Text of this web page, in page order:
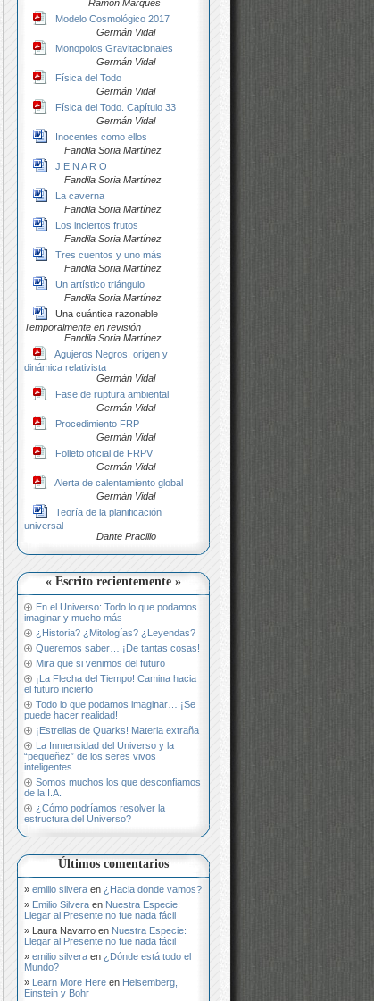
Ramón Marqués
Modelo Cosmológico 2017
Germán Vidal
Monopolos Gravitacionales
Germán Vidal
Física del Todo
Germán Vidal
Física del Todo. Capítulo 33
Germán Vidal
Inocentes como ellos
Fandila Soria Martínez
J E N A R O
Fandila Soria Martínez
La caverna
Fandila Soria Martínez
Los inciertos frutos
Fandila Soria Martínez
Tres cuentos y uno más
Fandila Soria Martínez
Un artístico triángulo
Fandila Soria Martínez
Una cuántica razonable
Temporalmente en revisión
Fandila Soria Martínez
Agujeros Negros, origen y
dinámica relativista
Germán Vidal
Fase de ruptura ambiental
Germán Vidal
Procedimiento FRP
Germán Vidal
Folleto oficial de FRPV
Germán Vidal
Alerta de calentamiento global
Germán Vidal
Teoría de la planificación
universal
Dante Pracilio
« Escrito recientemente »
En el Universo: Todo lo que podamos
imaginar y mucho más
¿Historia? ¿Mitologías? ¿Leyendas?
Queremos saber… ¡De tantas cosas!
Mira que si venimos del futuro
¡La Flecha del Tiempo! Camina hacia
el futuro incierto
Todo lo que podamos imaginar… ¡Se
puede hacer realidad!
¡Estrellas de Quarks! Materia extraña
La Inmensidad del Universo y la
“pequeñez” de los seres vivos
inteligentes
Somos muchos los que desconfiamos
de la I.A.
¿Cómo podríamos resolver la
estructura del Universo?
Últimos comentarios
emilio silvera en ¿Hacia donde vamos?
Emilio Silvera en Nuestra Especie:
Llegar al Presente no fue nada fácil
Laura Navarro en Nuestra Especie:
Llegar al Presente no fue nada fácil
emilio silvera en ¿Dónde está todo el
Mundo?
Learn More Here en Heisemberg,
Einstein y Bohr